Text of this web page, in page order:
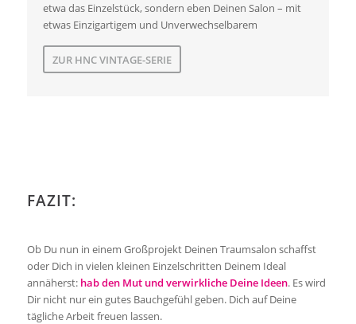
etwa das Einzelstück, sondern eben Deinen Salon – mit
etwas Einzigartigem und Unverwechselbarem
ZUR HNC VINTAGE-SERIE
FAZIT:
Ob Du nun in einem Großprojekt Deinen Traumsalon schaffst
oder Dich in vielen kleinen Einzelschritten Deinem Ideal
annäherst: hab den Mut und verwirkliche Deine Ideen. Es wird
Dir nicht nur ein gutes Bauchgefühl geben. Dich auf Deine
tägliche Arbeit freuen lassen.